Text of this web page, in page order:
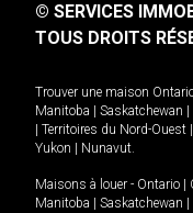
© SERVICES
TOUS DROITS
Trouver une maison
Manitoba
Saskatchewan
Territoires du Nord-Ouest
Yukon
Nunavut.
Maisons à louer - Ontario
Manitoba
Saskatchewan